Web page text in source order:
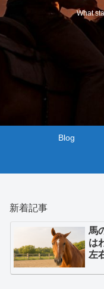
What
Blog
新着記事
馬
は
左